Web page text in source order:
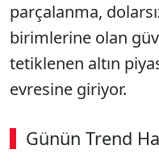
parçalanma,
birimlerine olan
tetiklenen altın
evresine giriyor.
Günün Trend